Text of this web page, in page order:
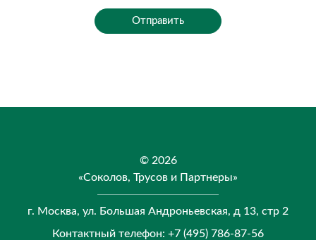
Отправить
© 2026
«Соколов, Трусов и Партнеры»
г. Москва, ул. Большая Андроньевская, д 13, стр 2
Контактный телефон: +7 (495) 786-87-56